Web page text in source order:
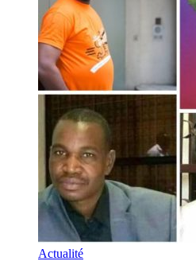
Actualité